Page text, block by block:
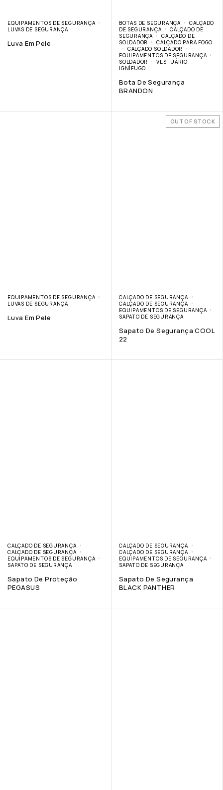
EQUIPAMENTOS DE SEGURANÇA
LUVAS DE SEGURANÇA
Luva Em Pele
BOTAS DE SEGURANÇA
CALÇADO
DE SEGURANÇA
CALÇADO DE
SEGURANÇA
CALÇADO DE
SOLDADOR
CALÇADO PARA FOGO
CALÇADO SOLDADOR
EQUIPAMENTOS DE SEGURANÇA
SOLDADOR
VESTUÁRIO
IGNÍFUGO
Bota De Segurança
BRANDON
EQUIPAMENTOS DE SEGURANÇA
LUVAS DE SEGURANÇA
Luva Em Pele
OUT OF STOCK
CALÇADO DE SEGURANÇA
CALÇADO DE SEGURANÇA
EQUIPAMENTOS DE SEGURANÇA
SAPATO DE SEGURANÇA
Sapato De Segurança COOL
22
CALÇADO DE SEGURANÇA
CALÇADO DE SEGURANÇA
EQUIPAMENTOS DE SEGURANÇA
SAPATO DE SEGURANÇA
Sapato De Proteção
PEGASUS
CALÇADO DE SEGURANÇA
CALÇADO DE SEGURANÇA
EQUIPAMENTOS DE SEGURANÇA
SAPATO DE SEGURANÇA
Sapato De Segurança
BLACK PANTHER